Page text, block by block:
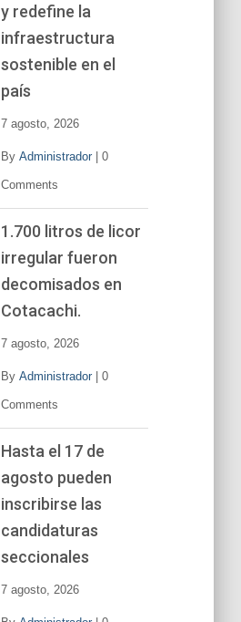
y redefine la
infraestructura
sostenible en el
país
7 agosto, 2026
By Administrador| 0
Comments
1.700 litros de licor
irregular fueron
decomisados en
Cotacachi.
7 agosto, 2026
By Administrador| 0
Comments
Hasta el 17 de
agosto pueden
inscribirse las
candidaturas
seccionales
7 agosto, 2026